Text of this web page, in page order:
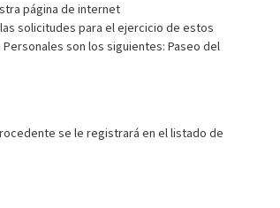
página de internet
solicitudes para el ejercicio de estos
son los siguientes: Paseo del
se le registrará en el listado de